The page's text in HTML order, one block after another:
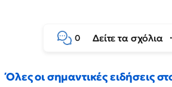
0 Δείτε τα σχόλια
Όλες οι σημαντικές ειδήσεις